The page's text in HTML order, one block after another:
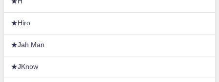
★Hiro
★Jah Man
★JKnow